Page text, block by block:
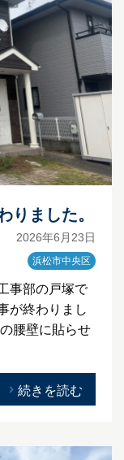
りました。
2026年6月23日
浜松市中央区
事部の戸塚で
が終わりまし
腰壁に貼らせ
続きを読む